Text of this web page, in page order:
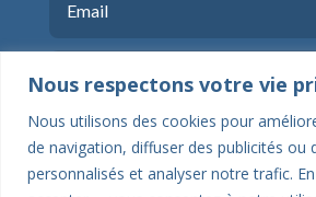
Nous respectons votre vie
Nous utilisons des cookies pour
de navigation, diffuser des publicités ou
personnalisés et analyser notre trafic.